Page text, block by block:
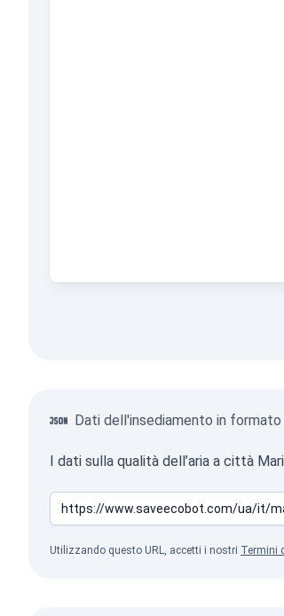
Dati dell'insediamento in formato
I dati sulla qualità dell’aria a città
Utilizzando questo URL, accetti i nostri Termini